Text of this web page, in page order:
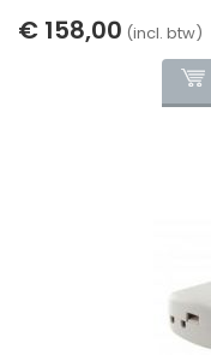
€ 158,00 (incl. btw)